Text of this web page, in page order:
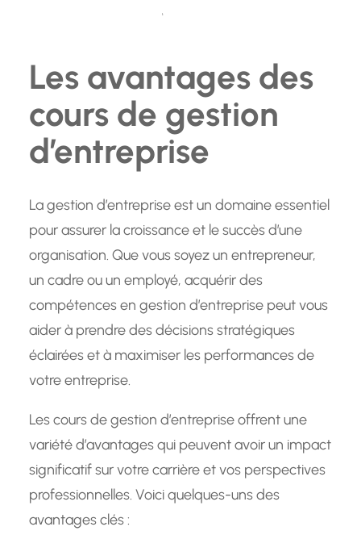
Les avantages des
cours de gestion
d’entreprise
La gestion d’entreprise est un domaine essentiel
pour assurer la croissance et le succès d’une
organisation. Que vous soyez un entrepreneur,
un cadre ou un employé, acquérir des
compétences en gestion d’entreprise peut vous
aider à prendre des décisions stratégiques
éclairées et à maximiser les performances de
votre entreprise.
Les cours de gestion d’entreprise offrent une
variété d’avantages qui peuvent avoir un impact
significatif sur votre carrière et vos perspectives
professionnelles. Voici quelques-uns des
avantages clés :